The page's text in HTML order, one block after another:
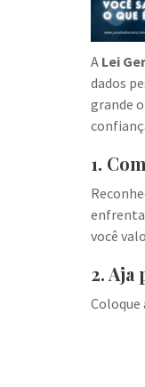
A Lei
dados
grande
1.
você
2. Aja
Coloque